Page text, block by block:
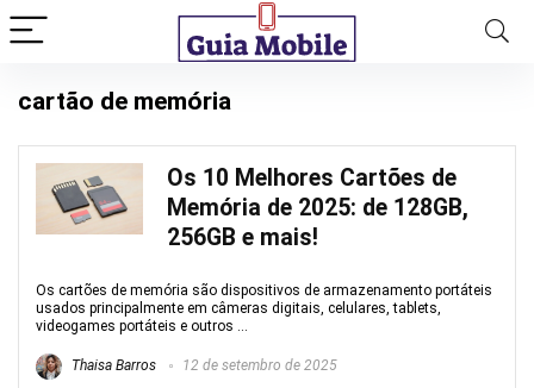
cartão de memória
Os 10 Melhores Cartões de
Memória de 2025: de 128GB,
256GB e mais!
Os cartões de memória são dispositivos de armazenamento portáteis
usados principalmente em câmeras digitais, celulares, tablets,
videogames portáteis e outros ...
Thaisa Barros 12 de setembro de 2025